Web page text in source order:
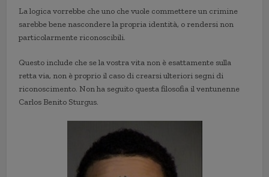
La logica vorrebbe che uno che vuole commettere un crimine
sarebbe bene nascondere la propria identità, o rendersi non
particolarmente riconoscibili.
Questo include che se la vostra vita non è esattamente sulla
retta via, non è proprio il caso di crearsi ulteriori segni di
riconoscimento. Non ha seguito questa filosofia il ventunenne
Carlos Benito Sturgus.